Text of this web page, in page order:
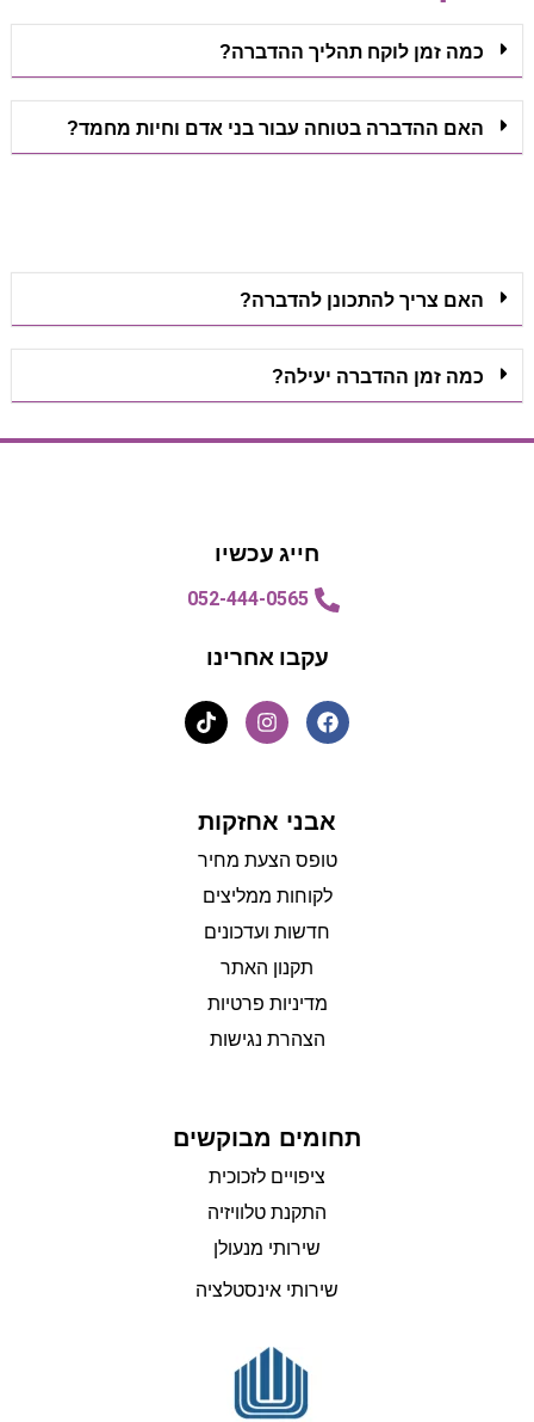
כמה זמן לוקח תהליך ההדברה?
האם ההדברה בטוחה עבור בני אדם וחיות מחמד?
האם צריך להתכונן להדברה?
כמה זמן ההדברה יעילה?
חייג עכשיו
052-444-0565
עקבו אחרינו
אבני אחזקות
טופס הצעת מחיר
לקוחות ממליצים
חדשות ועדכונים
תקנון האתר
מדיניות פרטיות
הצהרת נגישות
תחומים מבוקשים
ציפויים לזכוכית
התקנת טלוויזיה
שירותי מנעולן
שירותי אינסטלציה